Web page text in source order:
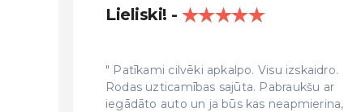
Lieliski!
Patīkami cilvēki apkalpo. Visu izskaidro.
Rodas uzticamības sajūta. Pabraukšu ar
iegādāto auto un ja būs kas neapmierina,